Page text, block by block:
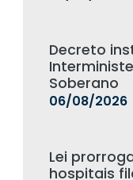
Decreto
Soberano
06/08/2026
Lei
hospitais